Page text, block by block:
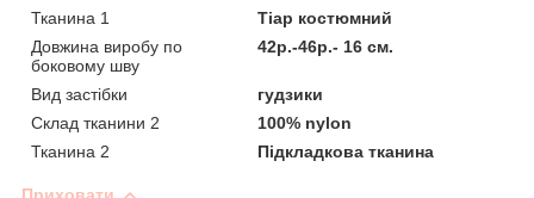
Тканина 1
Тіар костюмний
Довжина виробу по
боковому шву
42р.-46р.- 16 см.
Вид застібки
гудзики
Склад тканини 2
100% nylon
Тканина 2
Підкладкова тканина
Приховати